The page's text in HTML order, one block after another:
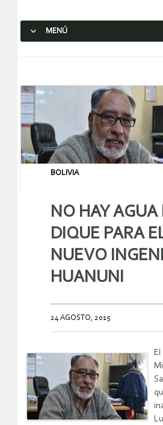
MENÚ
BOLIVIA
NO HAY AGUA
DIQUE PARA
NUEVO
HUANUNI
24 AGOSTO, 2015